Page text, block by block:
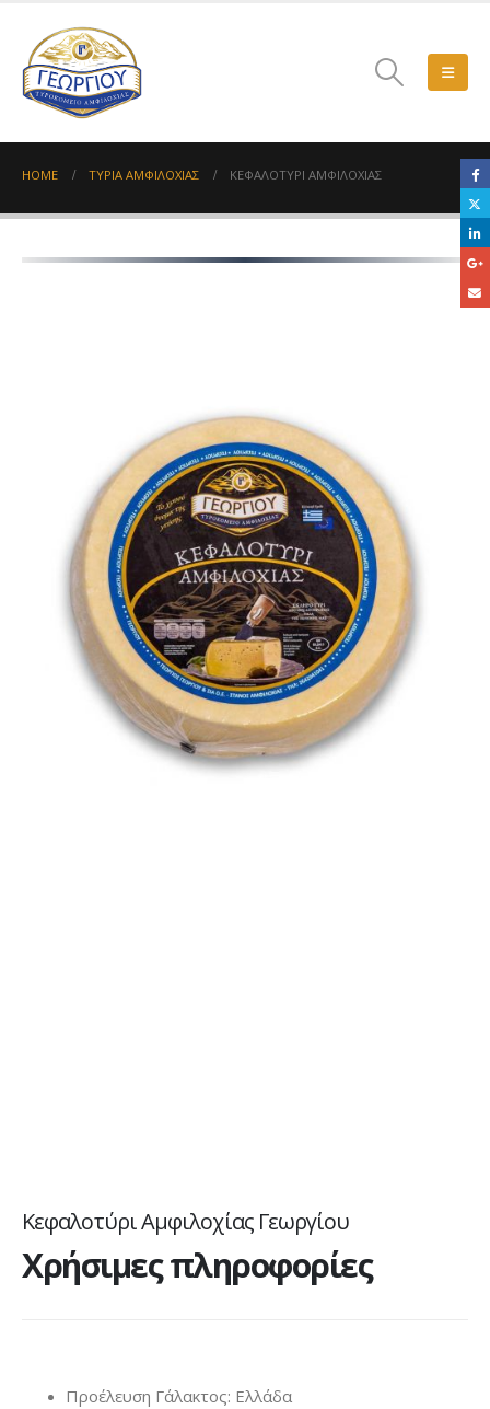
HOME ΤΥΡΙΆ ΑΜΦΙΛΟΧΊΑΣ ΚΕΦΑΛΟΤΎΡΙ ΑΜΦΙΛΟΧΊΑΣ
Κεφαλοτύρι Αμφιλοχίας Γεωργίου
Χρήσιμες πληροφορίες
Προέλευση Γάλακτος: Ελλάδα